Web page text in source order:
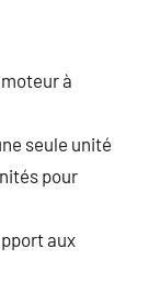
à
seule unité
pour
aux